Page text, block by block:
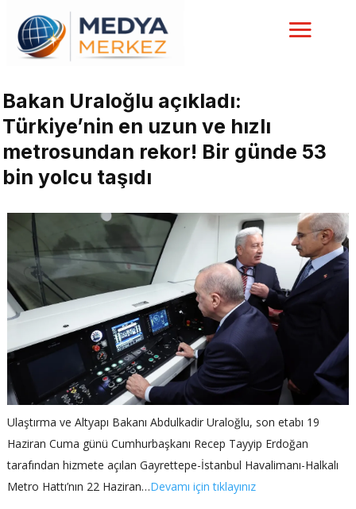
Bakan Uraloğlu açıkladı:
Türkiye’nin en uzun ve hızlı
metrosundan rekor! Bir günde 53
bin yolcu taşıdı
Ulaştırma ve Altyapı Bakanı Abdulkadir Uraloğlu, son etabı 19
Haziran Cuma günü Cumhurbaşkanı Recep Tayyip Erdoğan
tarafından hizmete açılan Gayrettepe-İstanbul Havalimanı-Halkalı
Metro Hattı’nın 22 Haziran…Devamı için tıklayınız